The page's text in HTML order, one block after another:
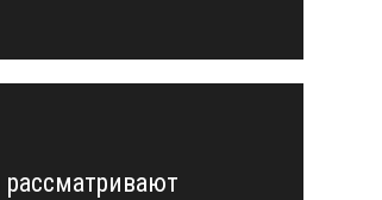
рассматривают